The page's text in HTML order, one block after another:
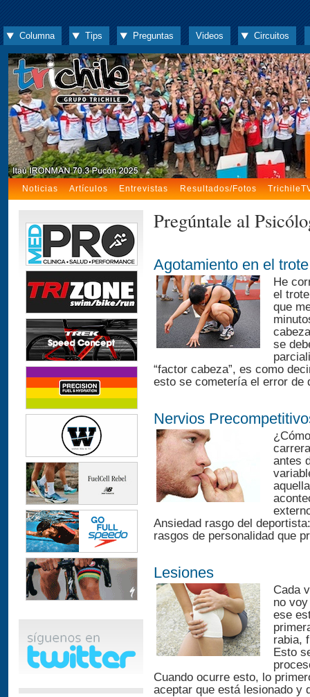
Columna Tips Preguntas Videos Circuitos
Noticias Artículos Entrevistas Resultados/Fotos
Pregúntale al
Agotamiento en el
He
el
que
se
“factor cabeza”, es como
esto se cometería el error
Nervios
antes
Ansiedad rasgo del
rasgos de personalidad que
Lesiones
Cada
no
ese
rabia,
Esto
Cuando ocurre esto, lo
aceptar que está lesionado y